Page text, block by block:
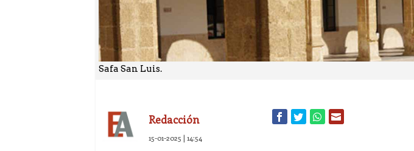
Safa San Luis.
Redacción
15-01-2025 | 14:54